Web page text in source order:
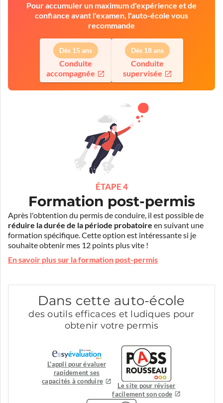
Pour accumuler un maximum d'expérience et de
confiance avant l'examen, l'auto-école vous
recommande
Dès 15 ans
Conduite
accompagnée
Dès 18 ans
Conduite
supervisée
ÉTAPE 4
Formation post-permis
Après l'obtention du permis de conduire, il est possible de
réduire la durée de la période probatoire en suivant une
formation spécifique. Cette option est intéressante si je
souhaite obtenir mes 12 points plus vite !
En savoir plus sur la formation post-permis
Dans cette auto-école
des outils efficaces et ludiques pour
obtenir votre permis
L'appli pour évaluer
rapidement ses
capacités à conduire
Le site pour réviser
facilement son code